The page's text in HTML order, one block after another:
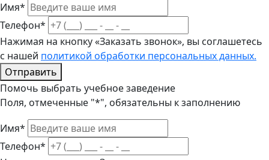
Имя*
Телефон*
Нажимая на кнопку «Заказать звонок», вы соглашетесь
с нашей политикой обработки персональных данных.
Отправить
Помочь выбрать учебное заведение
Поля, отмеченные "*", обязательны к заполнению
Имя*
Телефон*